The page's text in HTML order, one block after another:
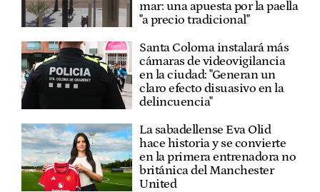
mar: una apuesta por la paella
"a precio tradicional"
Santa Coloma instalará más
cámaras de videovigilancia
en la ciudad: "Generan un
claro efecto disuasivo en la
delincuencia"
La sabadellense Eva Olid
hace historia y se convierte
en la primera entrenadora no
británica del Manchester
United